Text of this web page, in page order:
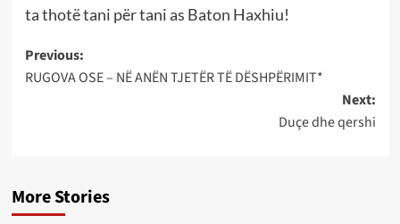
ta thotë tani për tani as Baton Haxhiu!
Post
navigation
Previous:
RUGOVA OSE – NË ANËN TJETËR TË DËSHPËRIMIT*
Next:
Duçe dhe qershi
More Stories